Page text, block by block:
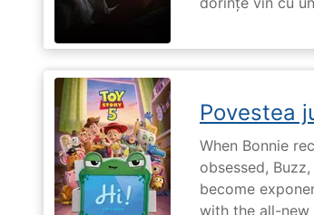
Povestea
When Bonnie
obsessed,
become
with the all-